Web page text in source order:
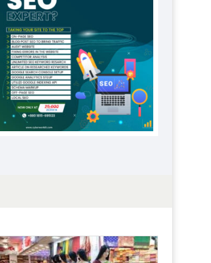
১৭ থেকে ২১ শতাংশ বিদ্যুতের দাম বাড়ানোর
প্রস্তাব পিডিবির
১৬ মে চাঁদপুর ও ২৫ মে ফেনী সফরে যাবেন
প্রধানমন্ত্রী
উচ্চশিক্ষায় গৌরবময় অর্জন: পূর্ণ স্কলারশিপে
যুক্তরাষ্ট্রে পিএইচডি করছেন কুয়েটের কৃতি…
সারা দেশে বজ্রাঘাতে ১৪ জনের প্রাণহানি